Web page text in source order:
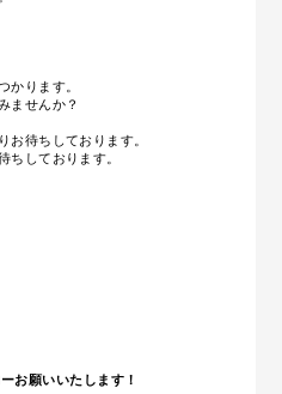
かります。
ませんか？
お待ちしております。
ちしております。
お願いいたします！